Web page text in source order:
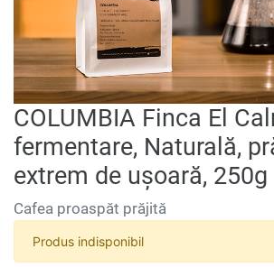
COLUMBIA Finca El
fermentare, Naturală,
extrem de ușoară, 250g
Cafea proaspăt prăjită
Produs indisponibil